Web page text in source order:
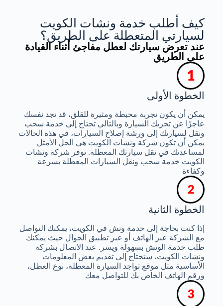
كيف أطلب خدمة ونشات الكويت
لسيارتي المتعطلة على الطريق؟
عند تعرض سيارتك لعطل مفاجئ أثناء القيادة
على الطريق
الخطوة الأولى
يمكن أن يكون تجربة محبطة ومثيرة للقلق، قد تجد نفسك
عاجزًا عن تحريك السيارة وبالتالي تحتاج إلى خدمة سحب
ونقل لسيارتك إلى ورشة إصلاح السيارات، في هذه الحالات
يمكن أن تكون شركة ونشات الكويت هي الحل الأمثل
لمساعدتك في نقل سيارتك المعطلة. توفر شركة ونشات
الكويت خدمة سحب ونقل السيارات المعطلة بسرعة
وكفاءة
الخطوة الثانية
إذا كنت بحاجة إلى خدمة ونش في الكويت، يمكنك التواصل
مع الشركة عبر الهاتف أو عبر تطبيق الجوال حيث يمكنك
طلب خدمة الونش بسهولة ويسر. عند الاتصال بشركة
ونشات الكويت، ستحتاج إلى تقديم بعض المعلومات
الأساسية مثل موقع تواجد السيارة المعطلة، نوع العطل،
ورقم الهاتف الخاص بك للتواصل معك